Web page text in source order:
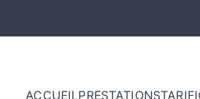
ACCUEILPRESTATIONS